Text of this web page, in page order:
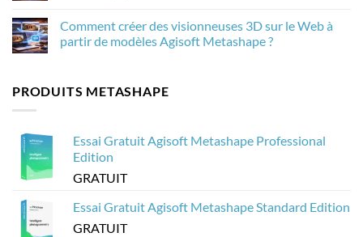
Agisoft
Metashape
pour
photogrammétrie
images
drone
sans
planter
sur
Comment
optimiser
d’Agisoft
Metashape
Comment créer des visionneuses 3D sur le Web à
partir de modèles Agisoft Metashape ?
Comment
créer
Web
partir
modèles
Agisoft
Metashape
PRODUITS METASHAPE
Essai Gratuit Agisoft Metashape Professional
Edition
GRATUIT
Essai Gratuit Agisoft Metashape Standard Edition
GRATUIT